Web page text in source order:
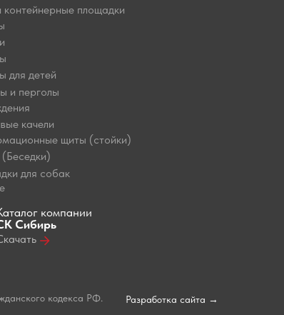
кодекса РФ.
компании
Сибирь
для детей
щиты (стойки)
качели
для собак
и перголы
контейнерные площадки
Разработка сайта →